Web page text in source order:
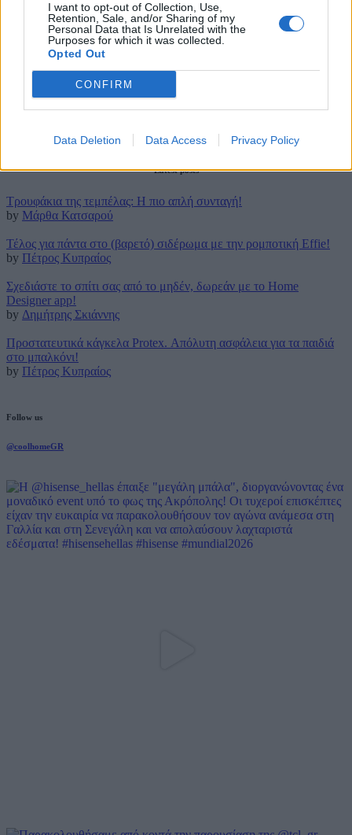
I want to opt-out of Collection, Use,
Retention, Sale, and/or Sharing of my
Personal Data that Is Unrelated with the
Purposes for which it was collected.
Opted Out
CONFIRM
Data Deletion Data Access Privacy Policy
DIY & GUIDES
Η σημασία της μείωσης της καθημερινής χρήσης
Τα αντισηπτικά τα έχουμε από καιρό καλοσορίσει ως ένα κρίσιμο
εργαλείο για τη διατήρηση της υγιεινής και την …
17 Μαΐου 2023
Latest posts
Τρουφάκια της τεμπέλας: Η πιο απλή συνταγή!
by Μάρθα Κατσαρού
Τέλος για πάντα στο (βαρετό) σιδέρωμα με την ρομποτική Effie!
by Πέτρος Κυπραίος
Σχεδιάστε το σπίτι σας από το μηδέν, δωρεάν με το Home
Designer app!
by Δημήτρης Σκιάννης
Προστατευτικά κάγκελα Protex. Απόλυτη ασφάλεια για τα παιδιά
στο μπαλκόνι!
by Πέτρος Κυπραίος
Follow us
@coolhomeGR